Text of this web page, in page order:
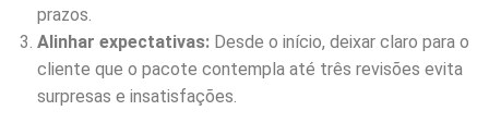
prazos.
Alinhar expectativas: Desde o início, deixar claro para o
cliente que o pacote contempla até três revisões evita
surpresas e insatisfações.